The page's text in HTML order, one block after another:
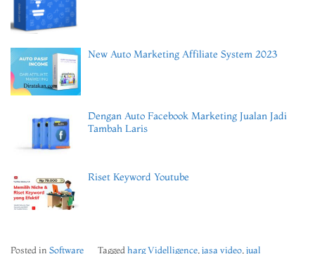
New Auto Marketing Affiliate System 2023
Dengan Auto Facebook Marketing Jualan Jadi
Tambah Laris
Riset Keyword Youtube
Posted in Software Tagged harg Videlligence jasa video jual